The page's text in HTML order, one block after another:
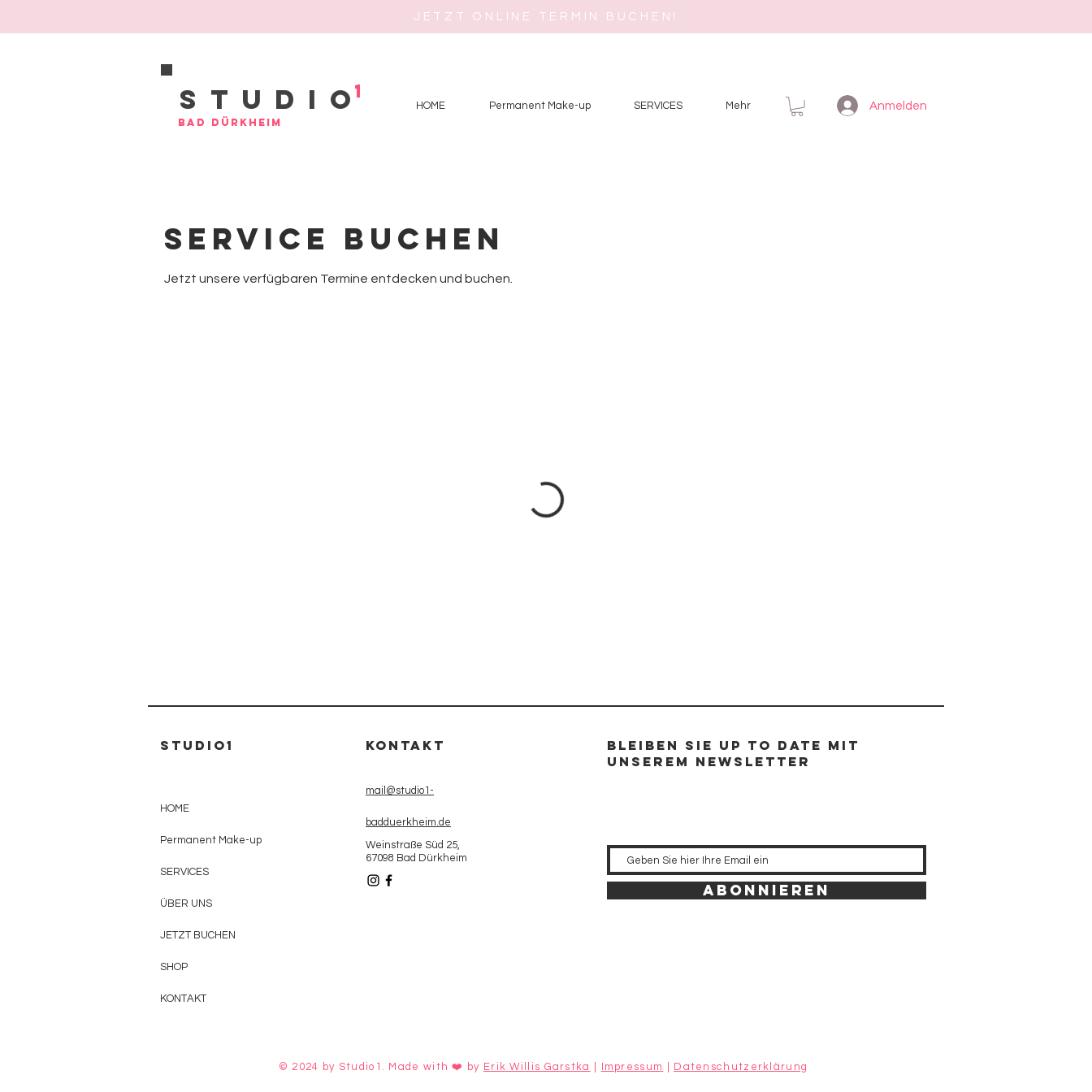
JETZT ONLINE TERMIN BUCHEN!
Studio
Bad Dürkheim
1
HOME Permanent Make-up SERVICES Mehr Anmelden
Service buchen
Jetzt unsere verfügbaren Termine entdecken und buchen.
Studio1
HOME
Permanent Make-up
SERVICES
ÜBER UNS
JETZT BUCHEN
SHOP
KONTAKT
Kontakt
mail@studio1-
badduerkheim.de
Weinstraße Süd 25,
67098 Bad Dürkheim
Bleiben Sie Up to Date mit
unserem Newsletter
Abonnieren
© 2024 by Studio1. Made with ❤️ by Erik Willis Garstka Impressum Datenschutzerklärung